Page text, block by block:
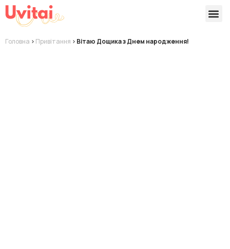
Головна > Привітання > Вітаю Дощика з Днем народження!